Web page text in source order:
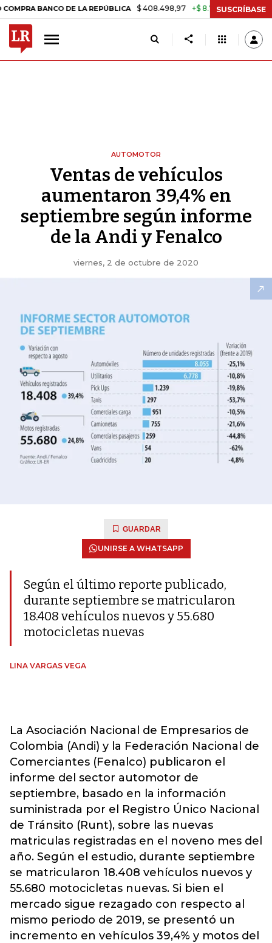
DE LA REPÚBLICA $ 408.498,97 +$ 8.753,81 +2,19% TASA
SUSCRÍBASE
AUTOMOTOR
Ventas de vehículos
aumentaron 39,4% en
septiembre según informe
de la Andi y Fenalco
viernes, 2 de octubre de 2020
GUARDAR
UNIRSE A WHATSAPP
Según el último reporte publicado,
durante septiembre se matricularon
18.408 vehículos nuevos y 55.680
motocicletas nuevas
LINA VARGAS VEGA
La Asociación Nacional de Empresarios de
Colombia (Andi) y la Federación Nacional de
Comerciantes (Fenalco) publicaron el
informe del sector automotor de
septiembre, basado en la información
suministrada por el Registro Único Nacional
de Tránsito (Runt), sobre las nuevas
matriculas registradas en el noveno mes del
año. Según el estudio, durante septiembre
se matricularon 18.408 vehículos nuevos y
55.680 motocicletas nuevas. Si bien el
mercado sigue rezagado con respecto al
mismo periodo de 2019, se presentó un
incremento en vehículos 39,4% y motos del